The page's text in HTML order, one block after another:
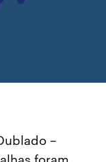
–
foram